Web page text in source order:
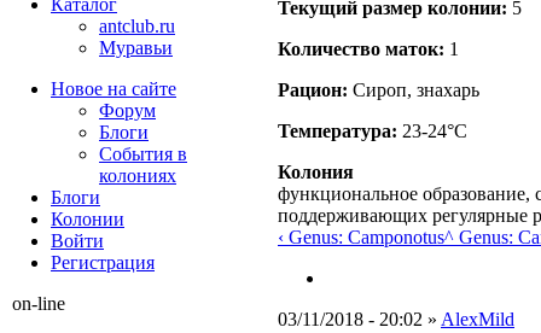
Текущий размер кoлонии: 5
Количество маток: 1
Рацион: Сироп, знахарь
Температура: 23-24°C
Колония
функциональное образование,
поддерживающих регулярные
‹ Genus: Camponotus^ Genus:
03/11/2018 - 20:02 » AlexMild
Каталог
antclub.ru
Муравьи
Новое на сайте
Форум
Блоги
События в
колониях
Блоги
Колонии
Войти
Peгиcтpaция
on-line